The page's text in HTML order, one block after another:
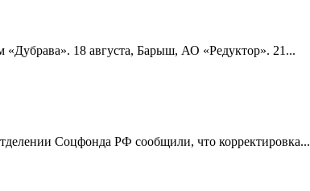
18 августа, Барыш, АО «Редуктор». 21...
Соцфонда РФ сообщили, что корректировка...